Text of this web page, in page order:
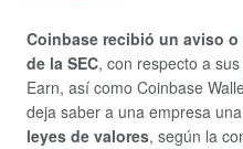
Coinbase recibió un aviso
de la SEC, con respecto a
Earn, así como Coinbase
deja saber a una empresa una
leyes de valores, según la